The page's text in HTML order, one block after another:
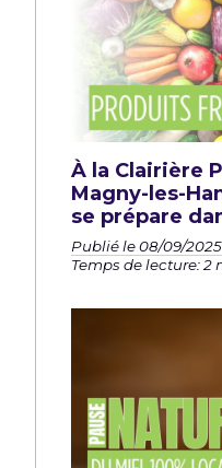
À la Clairière
Magny-les-
se prépare
Publié le 08/09/2025
Temps de lecture: 2